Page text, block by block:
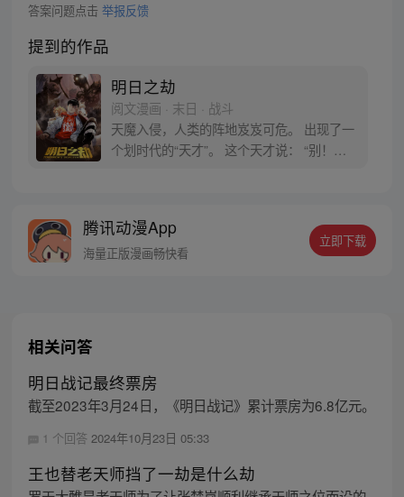
答案问题点击 举报反馈
提到的作品
明日之劫
阅文漫画 · 末日 · 战斗
天魔入侵，人类的阵地岌岌可危。 出现了一
个划时代的“天才”。 这个天才说： “别！别
可佑我人族，万世奋进。
腾讯动漫App
海量正版漫画畅快看
立即下载
相关问答
明日战记最终票房
截至2023年3月24日，《明日战记》累计票房为6.8亿元。
1 个回答 2024年10月23日 05:33
王也替老天师挡了一劫是什么劫